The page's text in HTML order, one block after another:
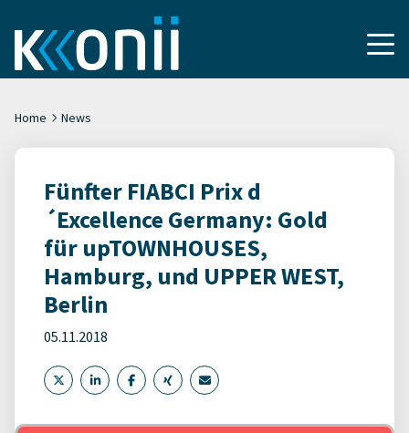
Home News
Fünfter FIABCI Prix d
´Excellence Germany: Gold
für upTOWNHOUSES,
Hamburg, und UPPER WEST,
Berlin
05.11.2018